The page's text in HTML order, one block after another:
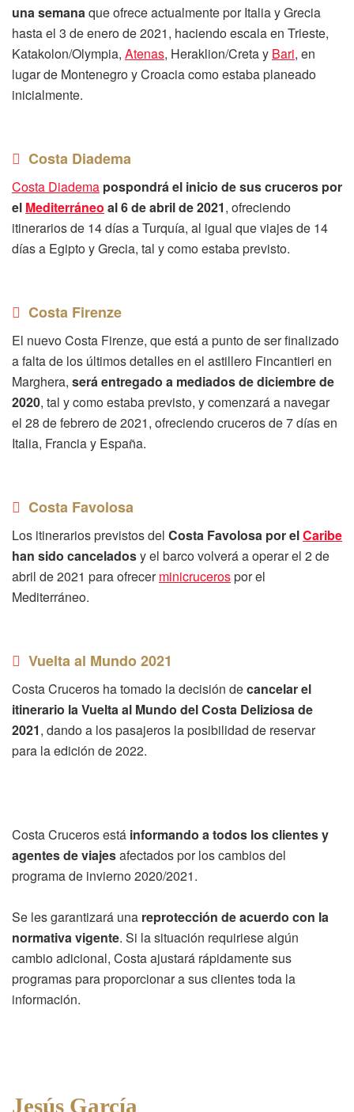
una semana que ofrece actualmente por Italia y Grecia
hasta el 3 de enero de 2021, haciendo escala en Trieste,
Katakolon/Olympia, Atenas, Heraklion/Creta y Bari, en
lugar de Montenegro y Croacia como estaba planeado
inicialmente.
Costa Diadema
Costa Diadema pospondrá el inicio de sus cruceros por
el Mediterráneo al 6 de abril de 2021, ofreciendo
itinerarios de 14 días a Turquía, al igual que viajes de 14
días a Egipto y Grecia, tal y como estaba previsto.
Costa Firenze
El nuevo Costa Firenze, que está a punto de ser finalizado
a falta de los últimos detalles en el astillero Fincantieri en
Marghera, será entregado a mediados de diciembre de
2020, tal y como estaba previsto, y comenzará a navegar
el 28 de febrero de 2021, ofreciendo cruceros de 7 días en
Italia, Francia y España.
Costa Favolosa
Los itinerarios previstos del Costa Favolosa por elCaribe
han sido canceladosy el barco volverá a operar el 2 de
abril de 2021 para ofrecerminicrucerospor el
Mediterráneo.
Vuelta al Mundo 2021
Costa Cruceros ha tomado la decisión decancelar el
itinerario la Vuelta al Mundo del Costa Deliziosa de
2021, dando a los pasajeros la posibilidad de reservar
para la edición de 2022.
Costa Cruceros está informando a todos los clientes y
agentes de viajesafectados por los cambios del
programa de invierno 2020/2021.
Se les garantizará una reprotección de acuerdo con la
normativa vigente. Si la situación requiriese algún
cambio adicional, Costa ajustará rápidamente sus
programas para proporcionar a sus clientes toda la
información.
Jesús García